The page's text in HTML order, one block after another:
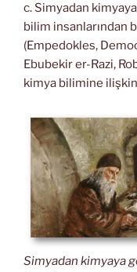
c. Simyadan
bilim insanlarından
(Empedokles,
Ebubekir er-Razi,
kimya bilimine ilişkin
Simyadan kimyaya